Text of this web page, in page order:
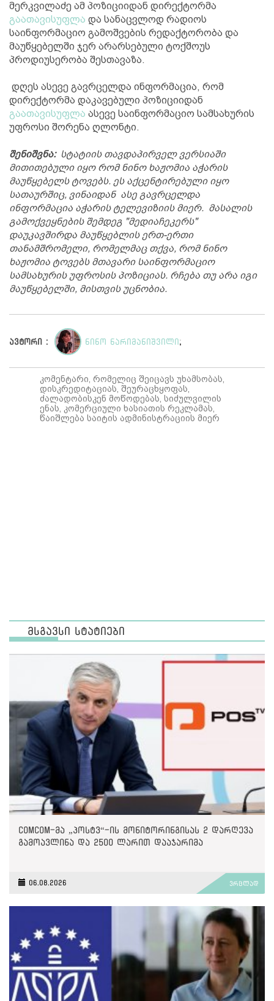
მერკვილაძე ამ პოზიციიდან დირექტორმა
გაათავისუფლა და სანაცვლოდ რადიოს
საინფორმაციო გამოშვების რედაქტორობა და
მაუწყებელში ჯერ არარსებული ტოქშოუს
პროდიუსერობა შესთავაზა.
დღეს ასევე გავრცელდა ინფორმაცია, რომ
დირექტორმა დაკავებული პოზიციიდან
გაათავისუფლა ასევე საინფორმაციო სამსახურის
უფროსი შორენა ღლონტი.
შენიშვნა: სტატიის თავდაპირველ ვერსიაში
მითითებული იყო რომ ნინო ხაჟომია აჭარის
მაუწყებელს ტოვებს. ეს აქცენტირებული იყო
სათაურშიც, ვინაიდან ასე გავრცელდა
ინფორმაცია აჭარის ტელევიზიის მიერ. მასალის
გამოქვეყნების შემდეგ "მედიაჩეკერს"
დაუკავშირდა მაუწყებლის ერთ-ერთი
თანამშრომელი, რომელმაც თქვა, რომ ნინო
ხაჟომია ტოვებს მთავარი საინფორმაციო
სამსახურის უფროსის პოზიციას. რჩება თუ არა იგი
მაუწყებელში, მისთვის უცნობია.
ავტორი : ნინო ნარიმანიშვილი ;
კომენტარი, რომელიც შეიცავს უხამსობას,
დისკრედიტაციას, შეურაცხყოფას,
ძალადობისკენ მოწოდებას, სიძულვილის
ენას, კომერციული ხასიათის რეკლამას,
წაიშლება საიტის ადმინისტრაციის მიერ
მსგავსი სტატიები
ComCom-მა „პოსტვ“-ის მონიტორინგისას 2 დარღევა
გამოავლინა და 2500 ლარით დააჯარიმა
06.08.2026 ვრცლად